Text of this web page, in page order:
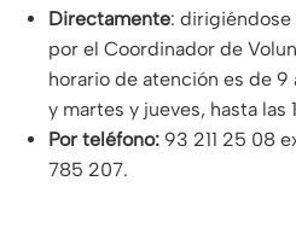
Directamente:
por el Coordinador de
horario de atención es de 9
y martes y jueves, hasta las
Por teléfono: 93 211 25 08
785 207.